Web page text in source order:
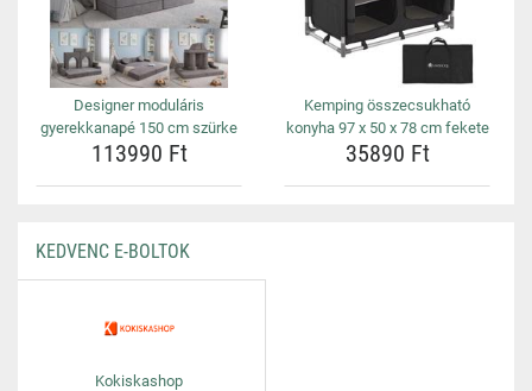
Designer moduláris
gyerekkanapé 150 cm szürke
113990 Ft
Kemping összecsukható
konyha 97 x 50 x 78 cm fekete
35890 Ft
KEDVENC E-BOLTOK
Kokiskashop